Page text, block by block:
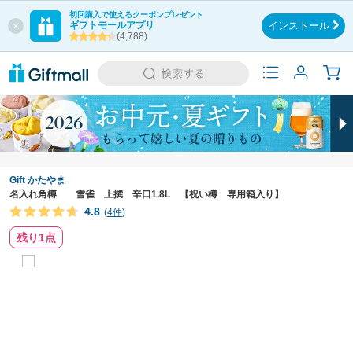
初回購入で使えるクーポンプレゼント
ギフトモールアプリ
(4,788)
インストール
Gift かたやま
名入れ角樽 雪雀 上撰 辛口1.8L 【祝い樽 専用箱入り】
4.8 (4件)
残り1点